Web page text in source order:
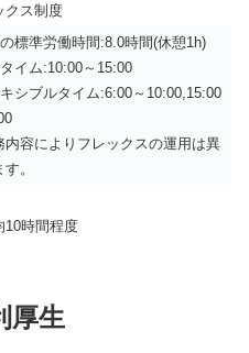
クス制度
標準労働時間:8.0時間(休憩1h)
イム:10:00～15:00
シブルタイム:6:00～10:00,15:00
容によりフレックスの運用は異
。
10時間程度
厚生